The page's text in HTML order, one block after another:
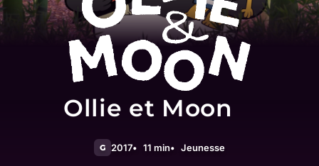
Ollie et Moon
G 2017 11 min Jeunesse